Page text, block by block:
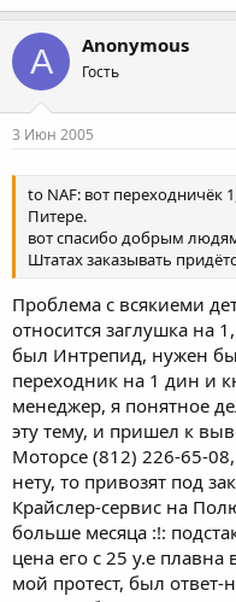
A Anonymous
Гость
3 Июн 2005
to NAF: вот переходничёк
Питере.
вот спасибо добрым
Штатах заказывать
Проблема с всякиеми
относится заглушка на
был Интрепид, нужен
переходник на 1 дин и
менеджер, я понятное
эту тему, и пришел к
Моторсе (812) 226-65-
нету, то привозят под
Крайслер-сервис на
больше месяца :!:
цена его с 25 у.е
мой протест, был ответ-